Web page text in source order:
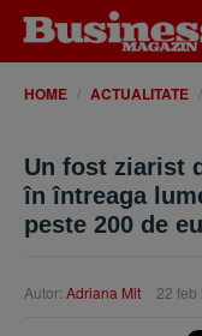
HOME ACTUALITATE
Un fost ziarist
în întreaga
peste 200 de
Autor: Adriana Mit 22 feb